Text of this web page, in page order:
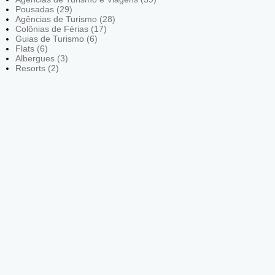
Pousadas (29)
Agências de Turismo (28)
Colônias de Férias (17)
Guias de Turismo (6)
Flats (6)
Albergues (3)
Resorts (2)